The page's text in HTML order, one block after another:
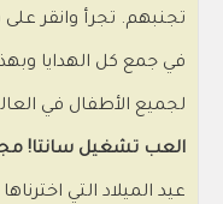
تجنبهم. تجرأ وانقر
في جمع كل الهدايا
لجميع الأطفال في
العب تشغيل سانتا!
عيد الميلاد التي